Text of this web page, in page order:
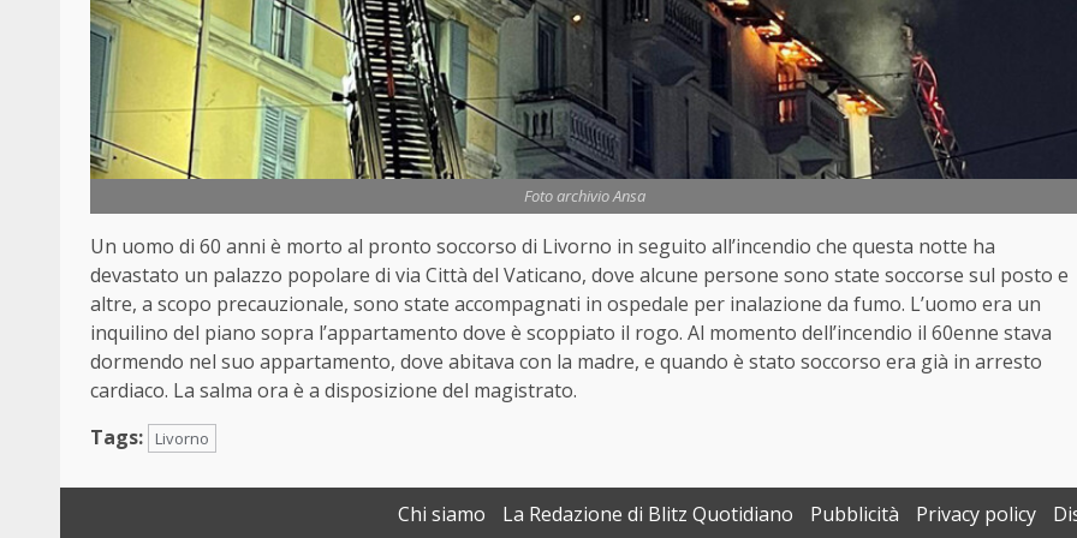
Foto archivio Ansa
Un uomo di 60 anni è morto al pronto soccorso di Livorno in seguito all’incendio che questa notte ha
devastato un palazzo popolare di via Città del Vaticano, dove alcune persone sono state soccorse sul posto e
altre, a scopo precauzionale, sono state accompagnati in ospedale per inalazione da fumo. L’uomo era un
inquilino del piano sopra l’appartamento dove è scoppiato il rogo. Al momento dell’incendio il 60enne stava
dormendo nel suo appartamento, dove abitava con la madre, e quando è stato soccorso era già in arresto
cardiaco. La salma ora è a disposizione del magistrato.
Tags:
Livorno
Chi siamo La Redazione di Blitz Quotidiano Pubblicità Privacy policy